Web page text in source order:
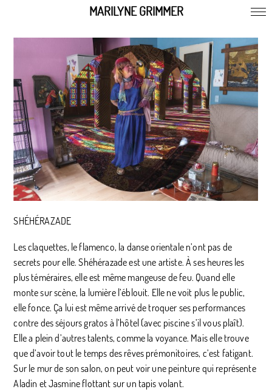
MARILYNE GRIMMER
SHÉHÉRAZADE
Les claquettes, le flamenco, la danse orientale n’ont pas de
secrets pour elle. Shéhérazade est une artiste. À ses heures les
plus téméraires, elle est même mangeuse de feu. Quand elle
monte sur scène, la lumière l’éblouit. Elle ne voit plus le public,
elle fonce. Ça lui est même arrivé de troquer ses performances
contre des séjours gratos à l’hôtel (avec piscine s’il vous plaît).
Elle a plein d’autres talents, comme la voyance. Mais elle trouve
que d’avoir tout le temps des rêves prémonitoires, c’est fatigant.
Sur le mur de son salon, on peut voir une peinture qui représente
Aladin et Jasmine flottant sur un tapis volant.